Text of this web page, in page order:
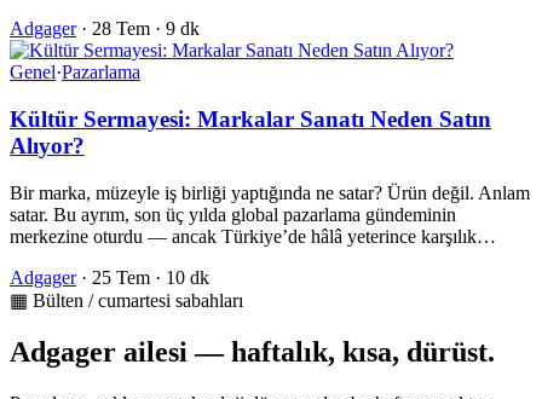
Adgager · 28 Tem · 9 dk
Genel·Pazarlama
Kültür Sermayesi: Markalar Sanatı Neden Satın
Alıyor?
Bir marka, müzeyle iş birliği yaptığında ne satar? Ürün değil. Anlam
satar. Bu ayrım, son üç yılda global pazarlama gündeminin
merkezine oturdu — ancak Türkiye’de hâlâ yeterince karşılık…
Adgager · 25 Tem · 10 dk
▦ Bülten / cumartesi sabahları
Adgager ailesi — haftalık, kısa, dürüst.